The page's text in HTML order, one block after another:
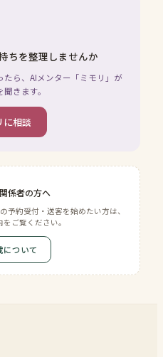
ちを整理しませんか
ら、AIメンター「ミモリ」が
きます。
に相談
係者の方へ
予約受付・送客を始めたい方は、
ご覧ください。
について